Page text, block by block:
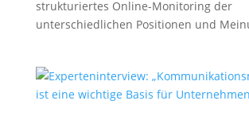
strukturiertes Online-Monitoring der
unterschiedlichen Positionen und